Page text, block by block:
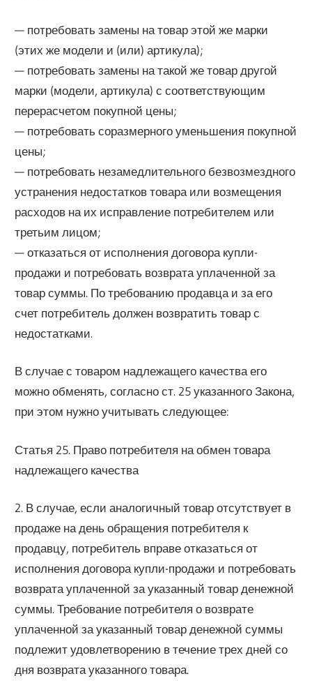
— потребовать замены на товар этой же марки
(этих же модели и (или) артикула);
— потребовать замены на такой же товар другой
марки (модели, артикула) с соответствующим
перерасчетом покупной цены;
— потребовать соразмерного уменьшения покупной
цены;
— потребовать незамедлительного безвозмездного
устранения недостатков товара или возмещения
расходов на их исправление потребителем или
третьим лицом;
— отказаться от исполнения договора купли-
продажи и потребовать возврата уплаченной за
товар суммы. По требованию продавца и за его
счет потребитель должен возвратить товар с
недостатками.
В случае с товаром надлежащего качества его
можно обменять, согласно ст. 25 указанного Закона,
при этом нужно учитывать следующее:
Статья 25. Право потребителя на обмен товара
надлежащего качества
2. В случае, если аналогичный товар отсутствует в
продаже на день обращения потребителя к
продавцу, потребитель вправе отказаться от
исполнения договора купли-продажи и потребовать
возврата уплаченной за указанный товар денежной
суммы. Требование потребителя о возврате
уплаченной за указанный товар денежной суммы
подлежит удовлетворению в течение трех дней со
дня возврата указанного товара.